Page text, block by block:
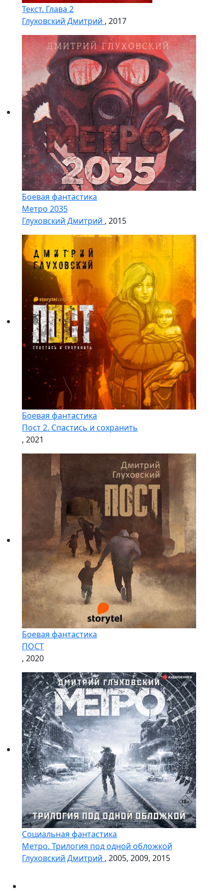
Текст. Глава 2
Глуховский Дмитрий , 2017
Боевая фантастика
Метро 2035
Глуховский Дмитрий , 2015
Боевая фантастика
Пост 2. Спастись и сохранить
, 2021
Боевая фантастика
ПОСТ
, 2020
Социальная фантастика
Метро. Трилогия под одной обложкой
Глуховский Дмитрий , 2005, 2009, 2015